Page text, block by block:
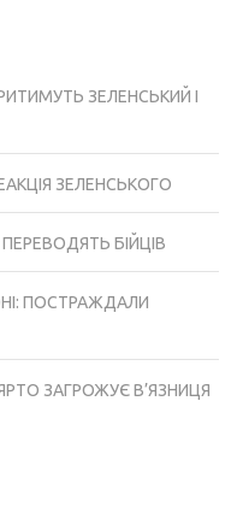
ЗЕЛЕНСЬКИЙ І
ЗЕЛЕНСЬКОГО
БІЙЦІВ
ПОСТРАЖДАЛИ
ЗАГРОЖУЄ В’ЯЗНИЦЯ